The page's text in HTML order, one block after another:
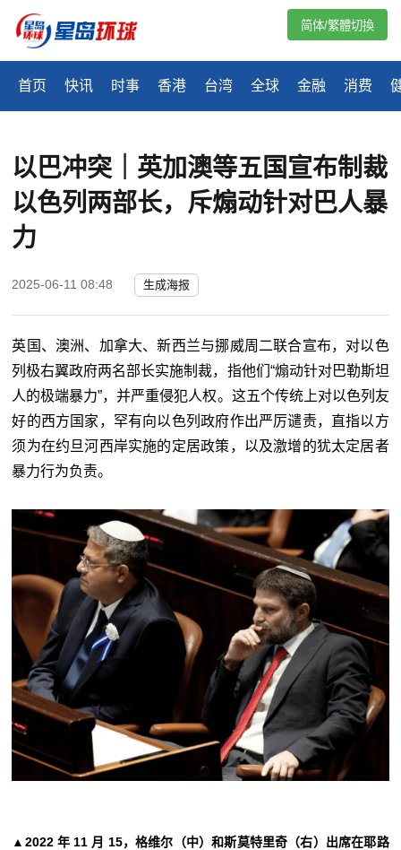
首页 快讯 时事 香港 台湾 全球 金融 消费
简体/繁體切換
以巴冲突｜英加澳等五国宣布制裁
以色列两部长，斥煽动针对巴人暴
力
2025-06-11 08:48 生成海报
英国、澳洲、加拿大、新西兰与挪威周二联合宣布，对以色
列极右翼政府两名部长实施制裁，指他们“煽动针对巴勒斯坦
人的极端暴力”，并严重侵犯人权。这五个传统上对以色列友
好的西方国家，罕有向以色列政府作出严厉谴责，直指以方
须为在约旦河西岸实施的定居政策，以及激增的犹太定居者
暴力行为负责。
▲2022 年 11 月 15，格维尔（中）和斯莫特里奇（右）出席在耶路